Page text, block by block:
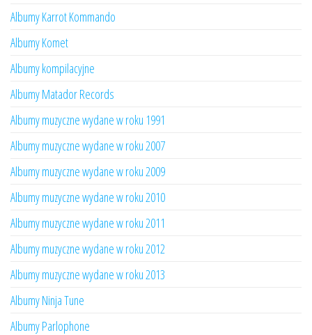
Albumy Karrot Kommando
Albumy Komet
Albumy kompilacyjne
Albumy Matador Records
Albumy muzyczne wydane w roku 1991
Albumy muzyczne wydane w roku 2007
Albumy muzyczne wydane w roku 2009
Albumy muzyczne wydane w roku 2010
Albumy muzyczne wydane w roku 2011
Albumy muzyczne wydane w roku 2012
Albumy muzyczne wydane w roku 2013
Albumy Ninja Tune
Albumy Parlophone